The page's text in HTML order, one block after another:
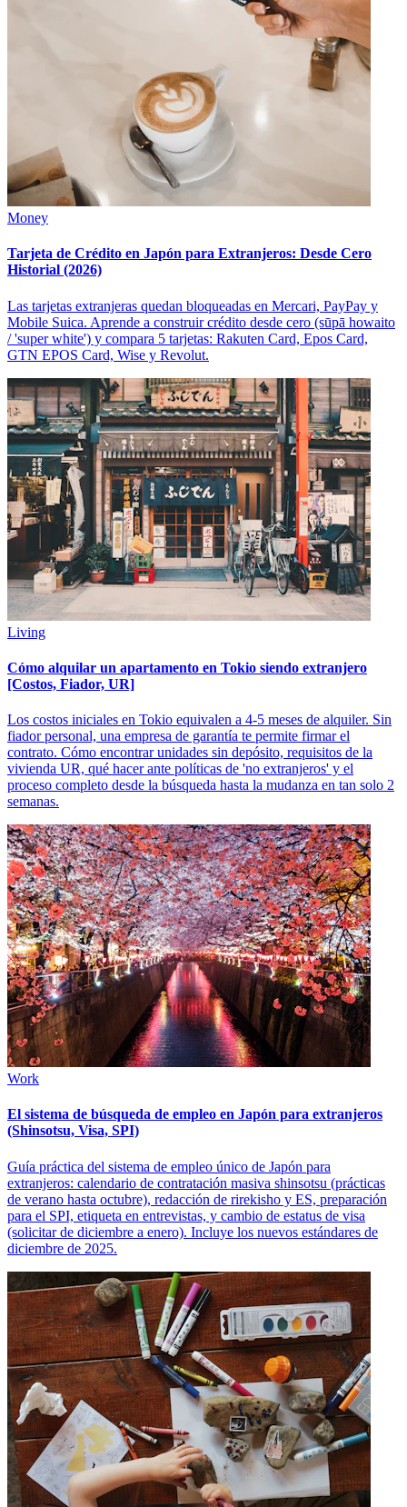
Money
Tarjeta de Crédito en Japón para Extranjeros: Desde Cero
Historial (2026)
Las tarjetas extranjeras quedan bloqueadas en Mercari, PayPay y
Mobile Suica. Aprende a construir crédito desde cero (sūpā howaito
/ 'super white') y compara 5 tarjetas: Rakuten Card, Epos Card,
GTN EPOS Card, Wise y Revolut.
Living
Cómo alquilar un apartamento en Tokio siendo extranjero
[Costos, Fiador, UR]
Los costos iniciales en Tokio equivalen a 4-5 meses de alquiler. Sin
fiador personal, una empresa de garantía te permite firmar el
contrato. Cómo encontrar unidades sin depósito, requisitos de la
vivienda UR, qué hacer ante políticas de 'no extranjeros' y el
proceso completo desde la búsqueda hasta la mudanza en tan solo 2
semanas.
Work
El sistema de búsqueda de empleo en Japón para extranjeros
(Shinsotsu, Visa, SPI)
Guía práctica del sistema de empleo único de Japón para
extranjeros: calendario de contratación masiva shinsotsu (prácticas
de verano hasta octubre), redacción de rirekisho y ES, preparación
para el SPI, etiqueta en entrevistas, y cambio de estatus de visa
(solicitar de diciembre a enero). Incluye los nuevos estándares de
diciembre de 2025.